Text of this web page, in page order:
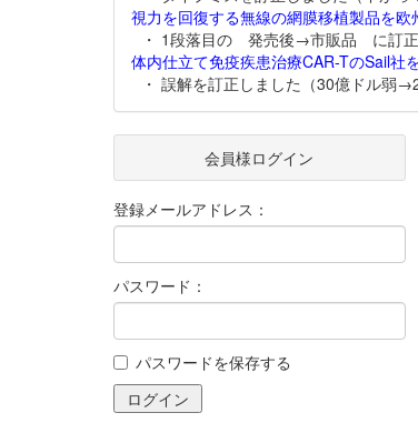
視力を回復する無線の網膜移植製品を欧
・ 1段落目の 発売後→市販品 に訂正
体内仕立て免疫疾患治療CAR-TのSail社
・ 誤解を訂正しました（30億ドル弱
会員様ログイン
登録メールアドレス：
パスワード：
パスワードを保存する